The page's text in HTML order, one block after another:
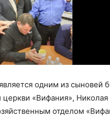
одним из сыновей
церкви «Вифания»,
отделом